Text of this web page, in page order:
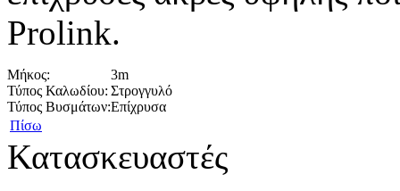
Prolink.
Μήκος:
3m
Τύπος Καλωδίου: Στρογγυλό
Τύπος Βυσμάτων:Επίχρυσα
Πίσω
Κατασκευαστές